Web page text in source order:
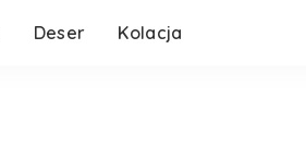
Deser Kolacja